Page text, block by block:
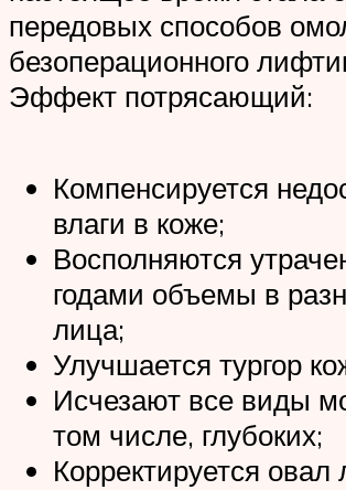
передовых способов
безоперационного
Эффект потрясающий:
Компенсируется
влаги в коже;
Восполняются
годами объемы в
лица;
Улучшается тургор
Исчезают все виды
том числе, глубоких;
Корректируется овал